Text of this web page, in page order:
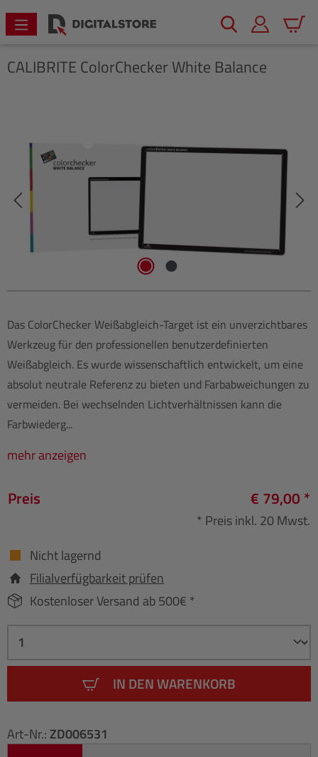
springen
CALIBRITE ColorChecker White Balance
Das ColorChecker Weißabgleich-Target ist ein unverzichtbares
Werkzeug für den professionellen benutzerdefinierten
Weißabgleich. Es wurde wissenschaftlich entwickelt, um eine
absolut neutrale Referenz zu bieten und Farbabweichungen zu
vermeiden. Bei wechselnden Lichtverhältnissen kann die
Farbwiederg...
mehr anzeigen
Preis € 79,00 *
* Preis inkl. 20 Mwst.
Nicht lagernd
Filialverfügbarkeit prüfen
Kostenloser Versand ab 500€ *
IN DEN WARENKORB
Art-Nr.: ZD006531